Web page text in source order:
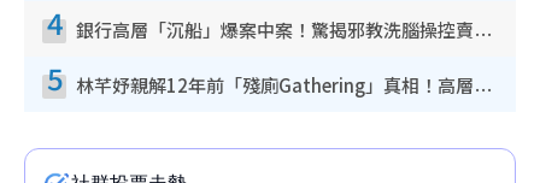
4 銀行高層「沉船」爆案中案！驚揭邪教洗腦操控賣淫被吞600萬 幕後黑手講多錯多
5 林芊妤親解12年前「殘廁Gathering」真相！高層解約一句話重創尊嚴至今拒返TVB